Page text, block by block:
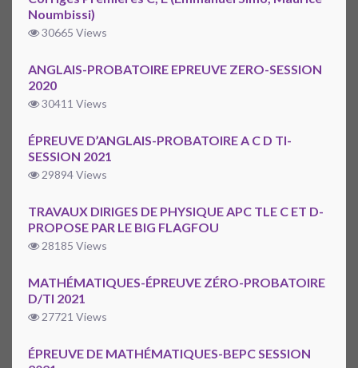
Noumbissi)
30665 Views
ANGLAIS-PROBATOIRE EPREUVE ZERO-SESSION
2020
30411 Views
ÉPREUVE D’ANGLAIS-PROBATOIRE A C D TI-
SESSION 2021
29894 Views
TRAVAUX DIRIGES DE PHYSIQUE APC TLE C ET D-
PROPOSE PAR LE BIG FLAGFOU
28185 Views
MATHÉMATIQUES-ÉPREUVE ZÉRO-PROBATOIRE
D/TI 2021
27721 Views
ÉPREUVE DE MATHÉMATIQUES-BEPC SESSION